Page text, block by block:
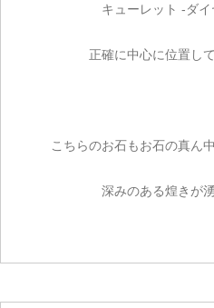
キューレット -ダ
正確に中心に位置し
こちらのお石もお石の真ん
深みのある煌きが